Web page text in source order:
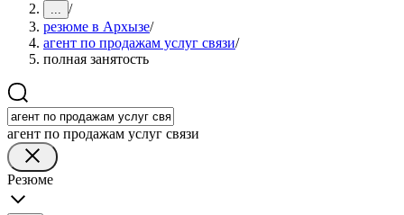
... /
резюме в Архызе/
агент по продажам услуг связи/
полная занятость
агент по продажам услуг связи
Резюме